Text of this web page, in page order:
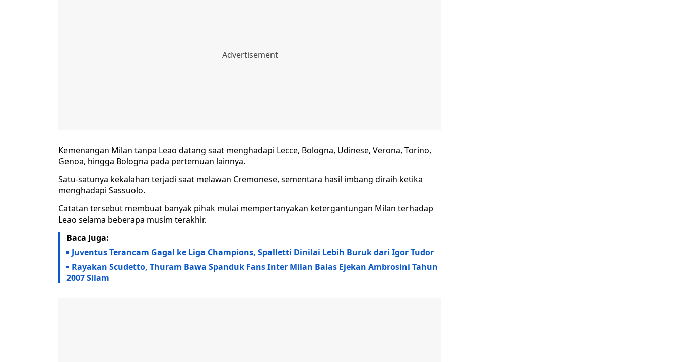
Kemenangan Milan tanpa Leao datang saat menghadapi Lecce, Bologna, Udinese, Verona, Torino,
Genoa, hingga Bologna pada pertemuan lainnya.
Satu-satunya kekalahan terjadi saat melawan Cremonese, sementara hasil imbang diraih ketika
menghadapi Sassuolo.
Catatan tersebut membuat banyak pihak mulai mempertanyakan ketergantungan Milan terhadap
Leao selama beberapa musim terakhir.
Baca Juga:
Juventus Terancam Gagal ke Liga Champions, Spalletti Dinilai Lebih Buruk dari Igor Tudor
Rayakan Scudetto, Thuram Bawa Spanduk Fans Inter Milan Balas Ejekan Ambrosini Tahun
2007 Silam